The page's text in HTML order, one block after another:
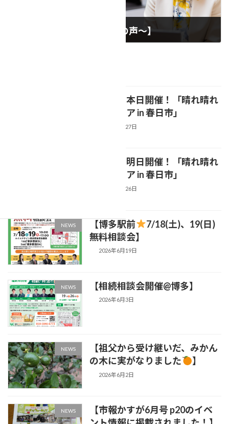
【相続手続き ～お客様の声～】
いよいよ本日開催！「晴れ晴れ
終活フェア in 春日市」
2026年6月27日
いよいよ明日開催！「晴れ晴れ
終活フェア in 春日市」
2026年6月26日
NEWS 【博多駅前
7/18(土)、19(日)
無料相談会】
2026年6月19日
NEWS 【相続相談会開催@博多】
2026年6月3日
NEWS
【祖父から受け継いだ、みかん
の木に実がなりました
】
2026年6月2日
NEWS
【市報かすが6月号 p20のイベ